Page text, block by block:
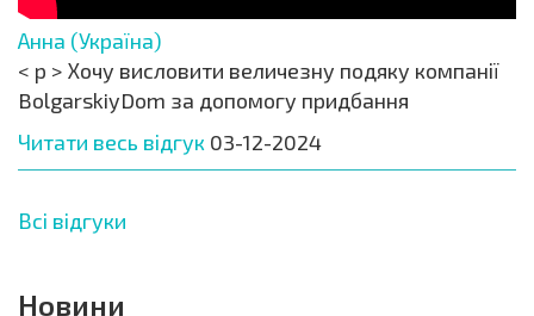
Анна (Україна)
< p > Хочу висловити величезну подяку компанії
BolgarskiyDom за допомогу придбання
Читати весь відгук 03-12-2024
Всі відгуки
Новини